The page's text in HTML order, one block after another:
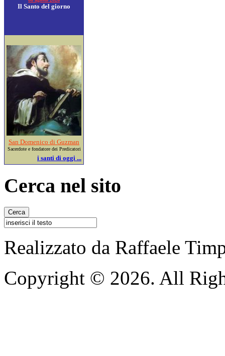
Il Santo del giorno
San Domenico di Guzman
Sacerdote e fondatore dei Predicatori
i santi di oggi ...
Cerca nel sito
Realizzato da Raffaele
Copyright © 2026. All